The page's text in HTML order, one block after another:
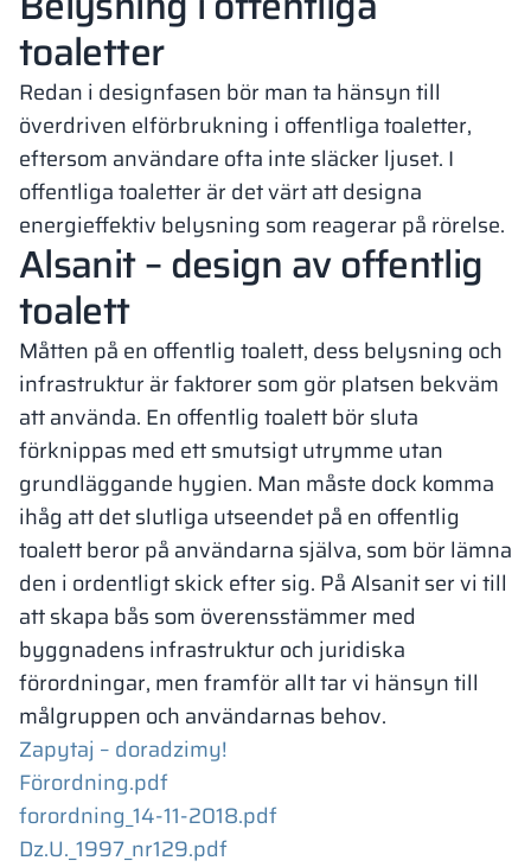
toaletter
Redan i designfasen bör man ta hänsyn till
överdriven elförbrukning i offentliga toaletter,
eftersom användare ofta inte släcker ljuset. I
offentliga toaletter är det värt att designa
energieffektiv belysning som reagerar på rörelse.
Alsanit – design av offentlig
toalett
Måtten på en offentlig toalett, dess belysning och
infrastruktur är faktorer som gör platsen bekväm
att använda. En offentlig toalett bör sluta
förknippas med ett smutsigt utrymme utan
grundläggande hygien. Man måste dock komma
ihåg att det slutliga utseendet på en offentlig
toalett beror på användarna själva, som bör lämna
den i ordentligt skick efter sig. På Alsanit ser vi till
att skapa bås som överensstämmer med
byggnadens infrastruktur och juridiska
förordningar, men framför allt tar vi hänsyn till
målgruppen och användarnas behov.
Zapytaj – doradzimy!
Förordning.pdf
forordning_14-11-2018.pdf
Dz.U._1997_nr129.pdf